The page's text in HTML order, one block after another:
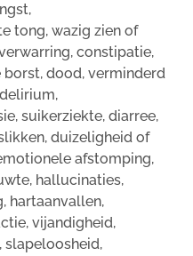
tong, wazig zien of
constipatie,
borst, dood, verminderd
suikerziekte, diarree,
duizeligheid of
afstomping,
hallucinaties,
hartaanvallen,
vijandigheid,
slapeloosheid,